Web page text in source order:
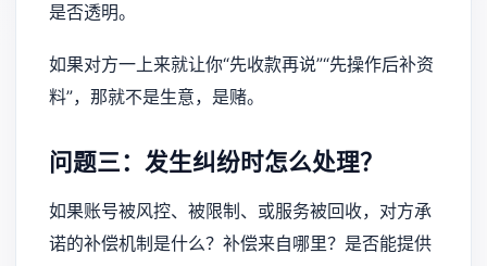
是否透明。
如果对方一上来就让你“先收款再说”“先操作后补资
料”，那就不是生意，是赌。
问题三：发生纠纷时怎么处理？
如果账号被风控、被限制、或服务被回收，对方承
诺的补偿机制是什么？补偿来自哪里？是否能提供